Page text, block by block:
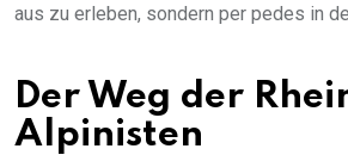
aus zu erleben, sondern per pedes in
Der Weg der
Alpinisten